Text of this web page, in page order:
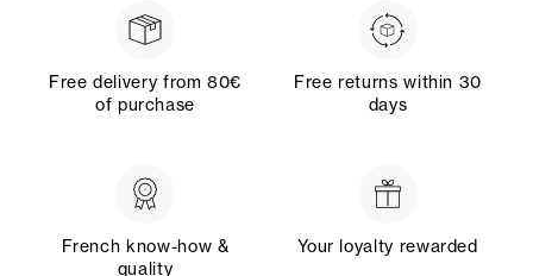
Free delivery from 80€
of purchase
Free returns within 30
days
French know-how &
quality
Your loyalty rewarded